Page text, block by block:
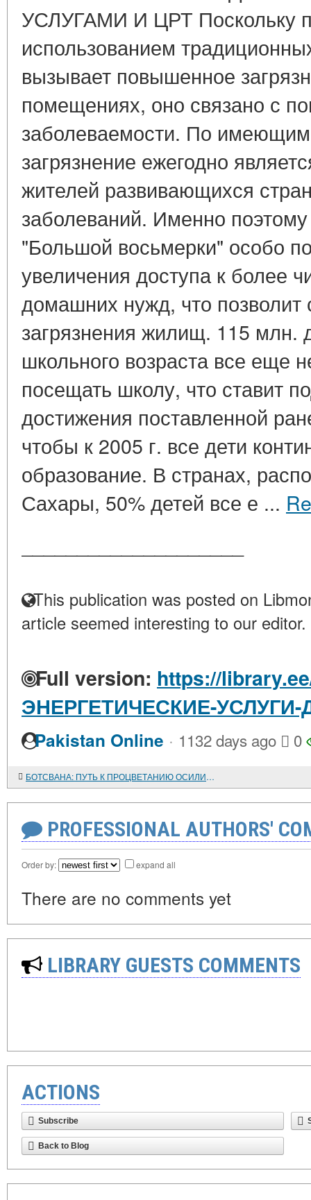
УСЛУГАМИ И ЦРТ Поскольку
использованием
вызывает повышенное
помещениях, оно связано с
заболеваемости. По
загрязнение ежегодно
жителей развивающихся
заболеваний. Именно
"Большой восьмерки" особо
увеличения доступа к более
домашних нужд, что позволит
загрязнения жилищ. 115 млн.
школьного возраста все еще
посещать школу, что ставит
достижения поставленной
чтобы к 2005 г. все дети
образование. В странах,
Сахары, 50% детей все е ...
This publication was posted on
article seemed interesting to our editor.
Full version: https://
ЭНЕРГЕТИЧЕСКИЕ-
Pakistan Online · 1132 days ago 0
БОТСВАНА: ПУТЬ К ПРОЦВЕТАНИЮ ОСИЛИТ ИДУЩИЙ
PROFESSIONAL AUTHORS'
Order by: expand all
There are no comments yet
LIBRARY GUESTS COMMENTS
ACTIONS
Subscribe
Back to Blog